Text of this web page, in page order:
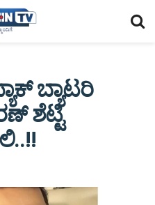
ಬ್ಯಾಟರಿ
ಶೆಟ್ಟಿ